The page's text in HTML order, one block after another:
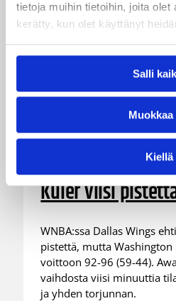
tietoja muihin tietoihin, joita olet
kerätty, kun olet käyttänyt
Salli
Muokkaa
Kiellä
Suomalaiset ulkomailla
Mystics nousi 20
voittoon Wingsiä
Kuier viisi
WNBA:ssa Dallas Wings
pistettä, mutta Washington
voittoon 92-96 (59-44).
vaihdosta viisi minuuttia
ja yhden torjunnan.